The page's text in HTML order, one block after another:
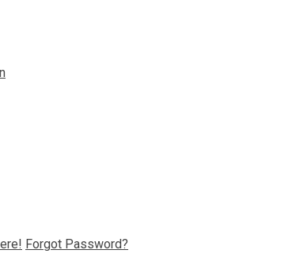
Forgot Password?